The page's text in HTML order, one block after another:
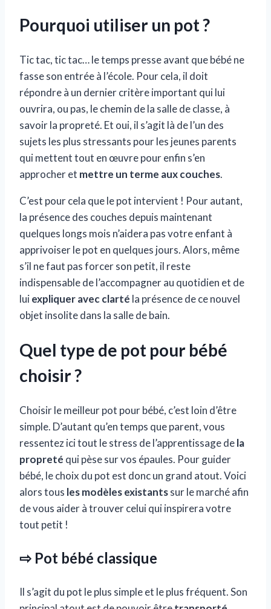
Pourquoi utiliser un pot ?
Tic tac, tic tac… le temps presse avant que bébé ne
fasse son entrée à l’école. Pour cela, il doit
répondre à un dernier critère important qui lui
ouvrira, ou pas, le chemin de la salle de classe, à
savoir la propreté. Et oui, il s’agit là de l’un des
sujets les plus stressants pour les jeunes parents
qui mettent tout en œuvre pour enfin s’en
approcher et mettre un terme aux couches.
C’est pour cela que le pot intervient ! Pour autant,
la présence des couches depuis maintenant
quelques longs mois n’aidera pas votre enfant à
apprivoiser le pot en quelques jours. Alors, même
s’il ne faut pas forcer son petit, il reste
indispensable de l’accompagner au quotidien et de
luiexpliquer avec clarté la présence de ce nouvel
objet insolite dans la salle de bain.
Quel type de pot pour bébé
choisir ?
Choisir le meilleur pot pour bébé, c’est loin d’être
simple. D’autant qu’en temps que parent, vous
ressentez ici tout le stress de l’apprentissage dela
propreté qui pèse sur vos épaules. Pour guider
bébé, le choix du pot est donc un grand atout. Voici
alors tous les modèles existantssur le marché afin
de vous aider à trouver celui qui inspirera votre
tout petit !
⇨ Pot bébé classique
Il s’agit du pot le plus simple et le plus fréquent. Son